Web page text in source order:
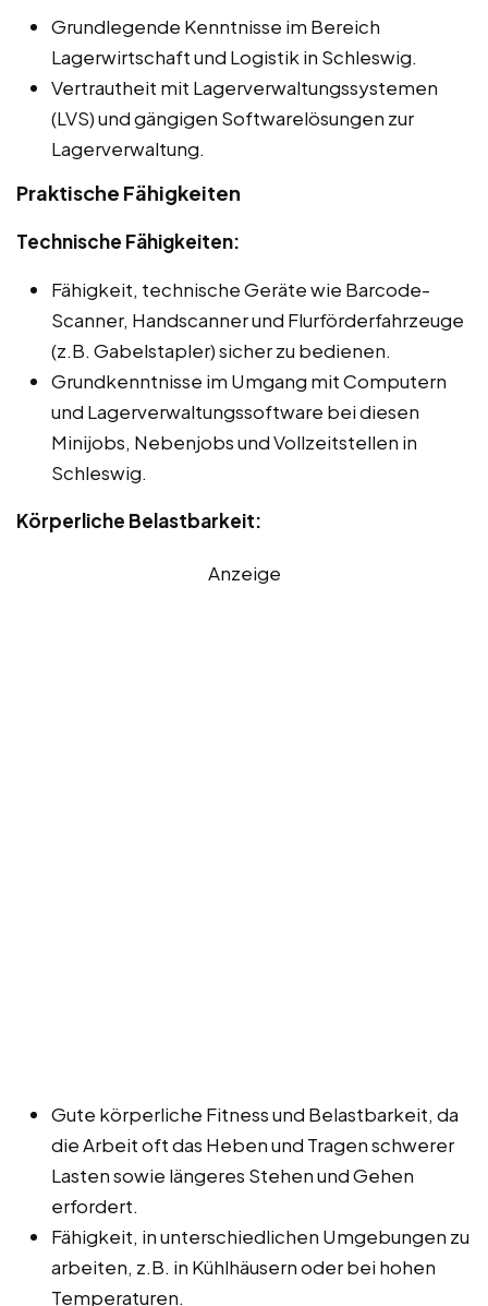
Grundlegende Kenntnisse im Bereich
Lagerwirtschaft und Logistik in Schleswig.
Vertrautheit mit Lagerverwaltungssystemen
(LVS) und gängigen Softwarelösungen zur
Lagerverwaltung.
Praktische Fähigkeiten
Technische Fähigkeiten:
Fähigkeit, technische Geräte wie Barcode-
Scanner, Handscanner und Flurförderfahrzeuge
(z.B. Gabelstapler) sicher zu bedienen.
Grundkenntnisse im Umgang mit Computern
und Lagerverwaltungssoftware bei diesen
Minijobs, Nebenjobs und Vollzeitstellen in
Schleswig.
Körperliche Belastbarkeit:
Anzeige
Gute körperliche Fitness und Belastbarkeit, da
die Arbeit oft das Heben und Tragen schwerer
Lasten sowie längeres Stehen und Gehen
erfordert.
Fähigkeit, in unterschiedlichen Umgebungen zu
arbeiten, z.B. in Kühlhäusern oder bei hohen
Temperaturen.